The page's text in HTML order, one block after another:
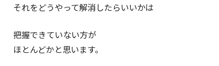
それをどうやって解消したらいいかは
把握できていない方が
ほとんどかと思います。